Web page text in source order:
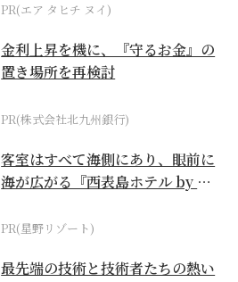
PR(エア タヒチ ヌイ)
金利上昇を機に、『守るお金』の
置き場所を再検討
PR(株式会社北九州銀行)
客室はすべて海側にあり、眼前に
海が広がる『西表島ホテル by 星
PR(星野リゾート)
最先端の技術と技術者たちの熱い